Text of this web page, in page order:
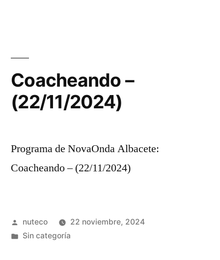
Coacheando –
(22/11/2024)
Programa de NovaOnda Albacete:
Coacheando – (22/11/2024)
Publicada
por
nuteco
22 noviembre, 2024
Publicada
Sin categoría